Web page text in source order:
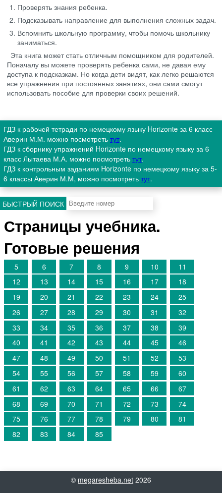
Проверять знания ребенка.
Подсказывать направление для выполнения сложных задач.
Вспомнить школьную программу, чтобы помочь школьнику
заниматься.
Эта книга может стать отличным помощником для родителей.
Поначалу вы можете проверять ребенка сами, не давая ему
доступа к подсказкам. Но когда дети видят, как легко решаются
все упражнения при постоянных занятиях, они сами смогут
использовать пособие для проверки своих решений.
ГДЗ к рабочей тетради по немецкому языку Horizonte за 6 класс
Аверин М.М. можно посмотреть тут.
ГДЗ к сборнику упражнений Horizonte по немецкому языку за 6
класс Лытаева М.А. можно посмотреть тут.
ГДЗ к контрольным заданиям Horizonte по немецкому языку за 5-
6 классы Аверин М.М, можно посмотреть тут.
БЫСТРЫЙ ПОИСК
Страницы учебника.
Готовые решения
5 6 7 8 9 10
11
12
13 14 15 16 17
18
19
20 21 22 23 24
25
26
27 28 29 30 31
32
33
34 35 36 37 38
39
40
41 42 43 44 45
46
47
48 49 50 51 52
53
54
55 56 57 58 59
60
61
62 63 64 65 66
67
68
69 70 71 72 73
74
75
76 77 78 79 80
81
82
83 84 85
© megaresheba.net 2026